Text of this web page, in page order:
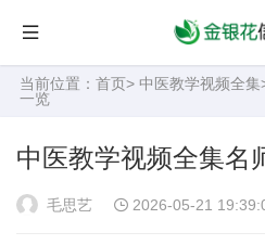
当前位置： 首页> 中医教学视频全集
一览
中医教学视频全集名
毛思艺 2026-05-21